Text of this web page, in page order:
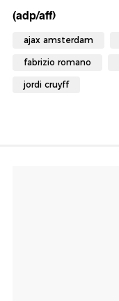
(adp/aff)
ajax amsterdam
fabrizio romano
jordi cruyff